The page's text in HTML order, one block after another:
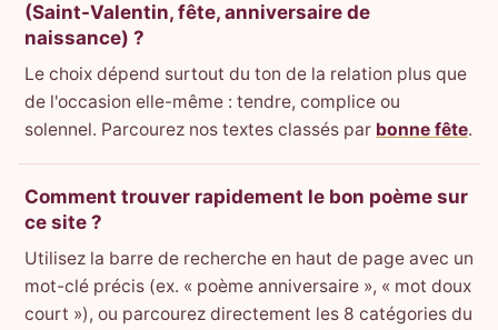
(Saint-Valentin, fête, anniversaire de
naissance) ?
Le choix dépend surtout du ton de la relation plus que
de l'occasion elle-même : tendre, complice ou
solennel. Parcourez nos textes classés par bonne fête.
Comment trouver rapidement le bon poème sur
ce site ?
Utilisez la barre de recherche en haut de page avec un
mot-clé précis (ex. « poème anniversaire », « mot doux
court »), ou parcourez directement les 8 catégories du